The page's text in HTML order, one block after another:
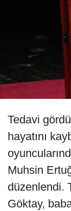
Tedavi
hayatını
Muhsin
düzenlendi.
Göktay,